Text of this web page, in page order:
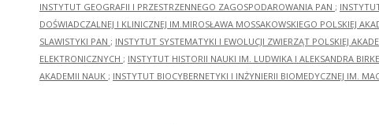
INSTYTUT GEOGRAFII I PRZESTRZENNEGO ZAGOSPODAROWANIA PAN ;
DOŚWIADCZALNEJ I KLINICZNEJ IM.MIROSŁAWA MOSSAKOWSKIEGO POLSKIEJ
SLAWISTYKI PAN ; INSTYTUT SYSTEMATYKI I EWOLUCJI ZWIERZĄT POLSKIEJ
ELEKTRONICZNYCH ; INSTYTUT HISTORII NAUKI IM. LUDWIKA I ALEKSANDRA
AKADEMII NAUK ; INSTYTUT BIOCYBERNETYKI I INŻYNIERII BIOMEDYCZNEJ IM.